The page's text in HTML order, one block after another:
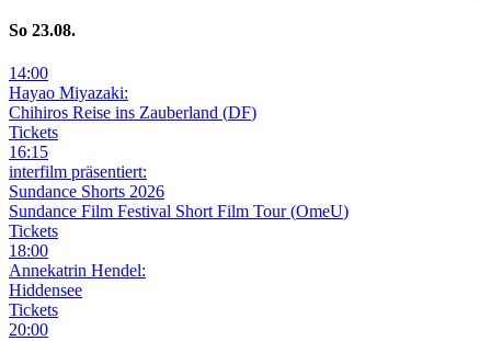
So 23.08.
14:00
Hayao Miyazaki:
Chihiros Reise ins Zauberland (DF)
Tickets
16:15
interfilm präsentiert:
Sundance Shorts 2026
Sundance Film Festival Short Film Tour(OmeU)
Tickets
18:00
Annekatrin Hendel:
Hiddensee
Tickets
20:00